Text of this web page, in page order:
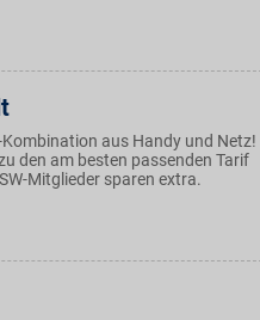
aus Handy und Netz!
den am besten passenden Tarif
Mitglieder sparen extra.